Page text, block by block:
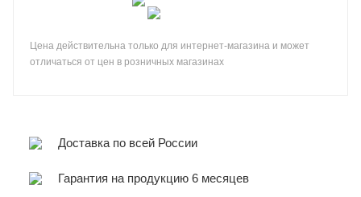
Цена действительна только для интернет-магазина и может
отличаться от цен в розничных магазинах
Доставка по всей России
Гарантия на продукцию 6 месяцев